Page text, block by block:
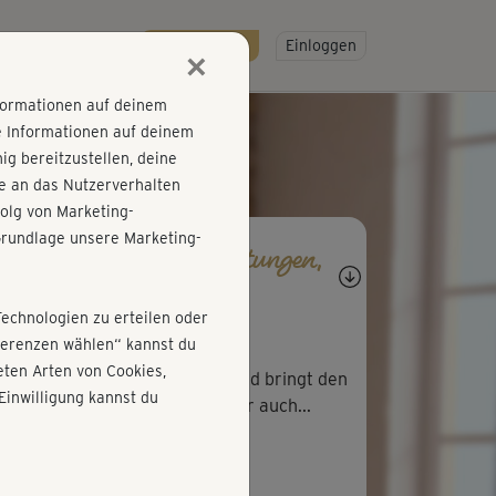
Gratis testen! Einloggen
Antworten, Bewertungen,
Kathrin9
das Warmup macht Spaß und bringt den
in Schwung. Der Kurs war auch...
×
auf deinem
Informationen auf deinem
bereitzustellen, deine
an das Nutzerverhalten
von Marketing-
unsere Marketing-
zu erteilen oder
wählen“ kannst du
Arten von Cookies,
kannst du